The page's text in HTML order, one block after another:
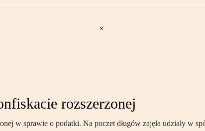
rozszerzonej
w sprawie o podatki. Na poczet długów zajęła udziały w